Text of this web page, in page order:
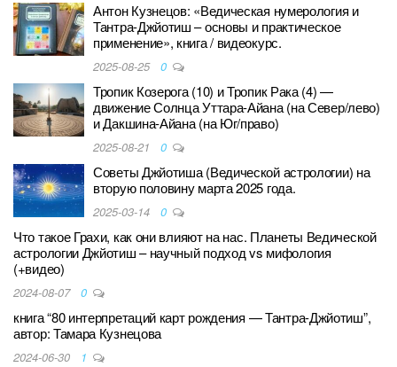
Антон Кузнецов: «Ведическая нумерология и
Тантра-Джйотиш – основы и практическое
применение», книга / видеокурс.
2025-08-25 0
Тропик Козерога (10) и Тропик Рака (4) —
движение Солнца Уттара-Айана (на Север/лево)
и Дакшина-Айана (на Юг/право)
2025-08-21 0
Советы Джйотиша (Ведической астрологии) на
вторую половину марта 2025 года.
2025-03-14 0
Что такое Грахи, как они влияют на нас. Планеты Ведической
астрологии Джйотиш – научный подход vs мифология
(+видео)
2024-08-07 0
книга “80 интерпретаций карт рождения — Тантра-Джйотиш”,
автор: Тамара Кузнецова
2024-06-30 1